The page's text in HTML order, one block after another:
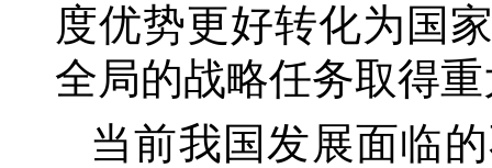
度优势更好转化为国
全局的战略任务取得
当前我国发展面临